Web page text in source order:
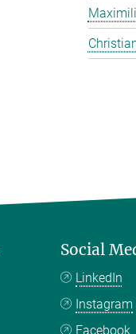
Social
LinkedIn
Instagram
Facebook